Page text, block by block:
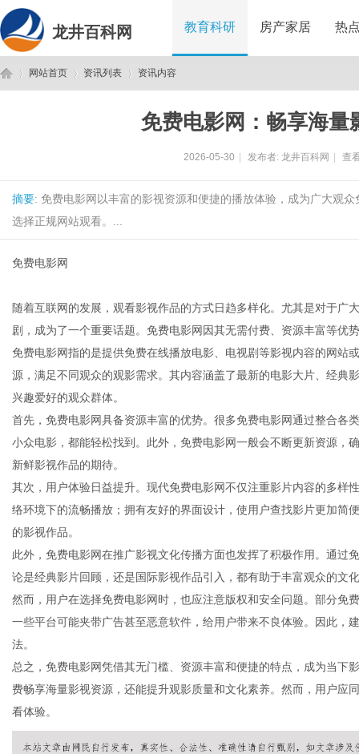
龙井百科网 教育科研 房产家居 热
网站首页 资讯列表 资讯内容
免费电影网：畅享海量
2026-05-30 发布者: 龙井百科网 查
摘要: 免费电影网以丰富的影视资源和便捷的播放体验，成为广大观
选择正规网站观看。...
免费电影网
随着互联网的发展，观看影视作品的方式日趋多样化。尤其是对于广
剧，成为了一个重要话题。免费电影网因其无需付费、资源丰富等优
免费电影网指的是提供免费在线播放电影、电视剧等影视内容的网站
源，满足不同观众的观影需求。其内容涵盖了最新的电影大片、经典
兴趣爱好的观众群体。
首先，免费电影网具备资源丰富的优势。很多免费电影网通过整合各
小众电影，都能轻松找到。此外，免费电影网一般会不断更新资源，
新鲜影视作品的期待。
其次，用户体验日益提升。现代免费电影网不仅注重影片内容的多样
络环境下的流畅播放；拥有友好的界面设计，使用户查找影片更加简
的影视作品。
此外，免费电影网在推广影视文化传播方面也发挥了积极作用。通过
论是经典影片回顾，还是国际影视作品引入，都有助于丰富观众的文
然而，用户在选择免费电影网时，也应注意版权和安全问题。部分免
一些平台可能夹带广告甚至恶意软件，给用户带来不良体验。因此，
法。
总之，免费电影网凭借其无门槛、资源丰富和便捷的特点，成为当下
费畅享海量影视资源，还能提升观影质量和文化素养。然而，用户应
看体验。